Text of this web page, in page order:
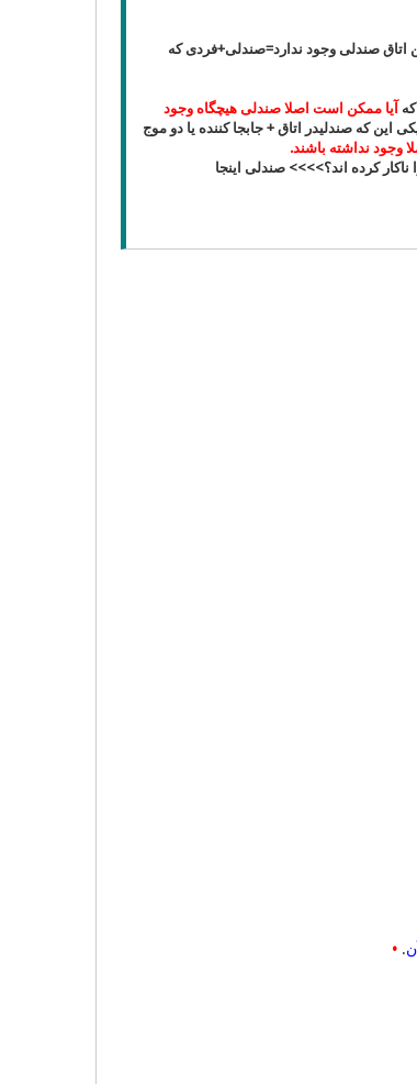
اتاق صندلی وجود ندارد=صندلی+فردی که
آیا ممکن است اصلا صندلی هیچگاه وجود
این که صندلیدر اتاق +جابجا کننده یا دو موج
وجود نداشته باشند.
کرده اند؟>>>> صندلی اینجا
.
•